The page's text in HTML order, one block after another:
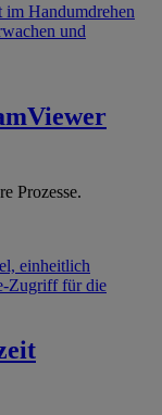
im Handumdrehen
und
Prozesse.
einheitlich
Zugriff für die